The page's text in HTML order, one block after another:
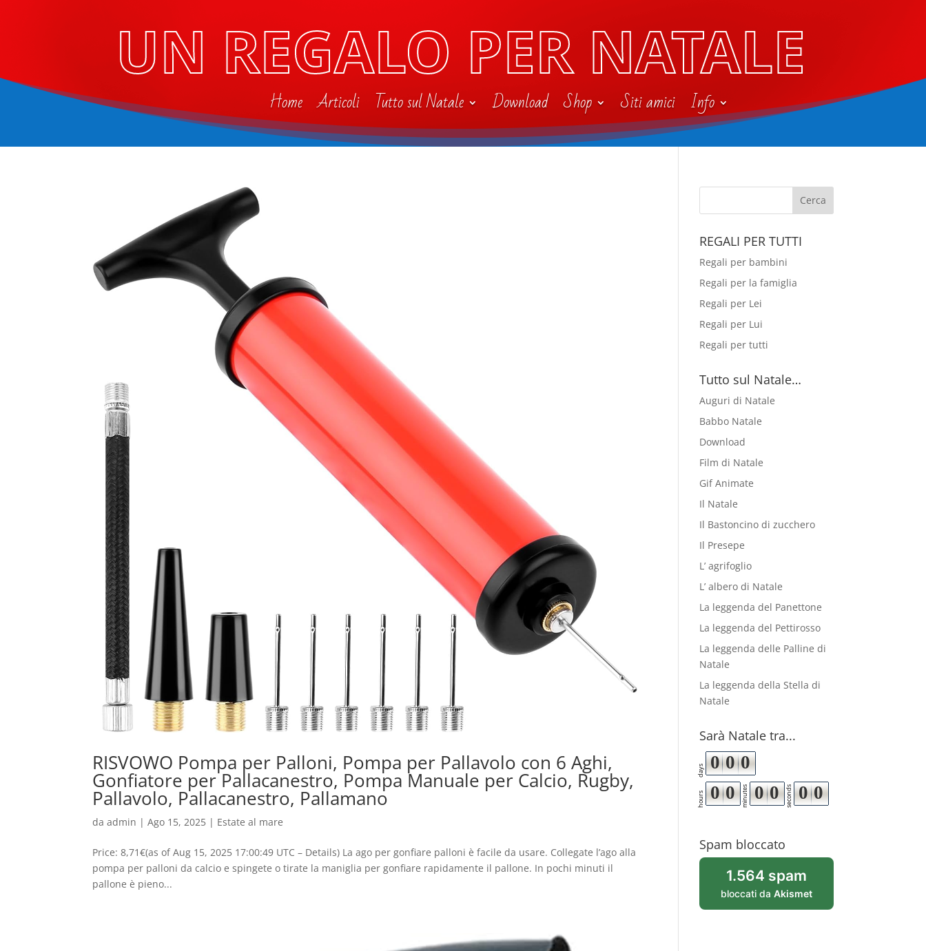
UN REGALO PER NATALE
Home Articoli Tutto sul Natale Download Shop Siti amici Info
RISVOWO Pompa per Palloni, Pompa per Pallavolo con 6 Aghi,
Gonfiatore per Pallacanestro, Pompa Manuale per Calcio, Rugby,
Pallavolo, Pallacanestro, Pallamano
daadmin |Ago 15, 2025 | Estate al mare
Price: 8,71€(as of Aug 15, 2025 17:00:49 UTC – Details) La ago per gonfiare palloni è facile da usare. Collegate l’ago alla
pompa per palloni da calcio e spingete o tirate la maniglia per gonfiare rapidamente il pallone. In pochi minuti il
pallone è pieno...
REGALI PER TUTTI
Regali per bambini
Regali per la famiglia
Regali per Lei
Regali per Lui
Regali per tutti
Tutto sul Natale…
Auguri di Natale
Babbo Natale
Download
Film di Natale
Gif Animate
Il Natale
Il Bastoncino di zucchero
Il Presepe
L’ agrifoglio
L’ albero di Natale
La leggenda del Panettone
La leggenda del Pettirosso
La leggenda delle Palline di
Natale
La leggenda della Stella di
Natale
Sarà Natale tra...
days 0 0 0
hours 0 0 minutes 0 0 seconds 0 0
Spam bloccato
1.564 spam
bloccati da Akismet